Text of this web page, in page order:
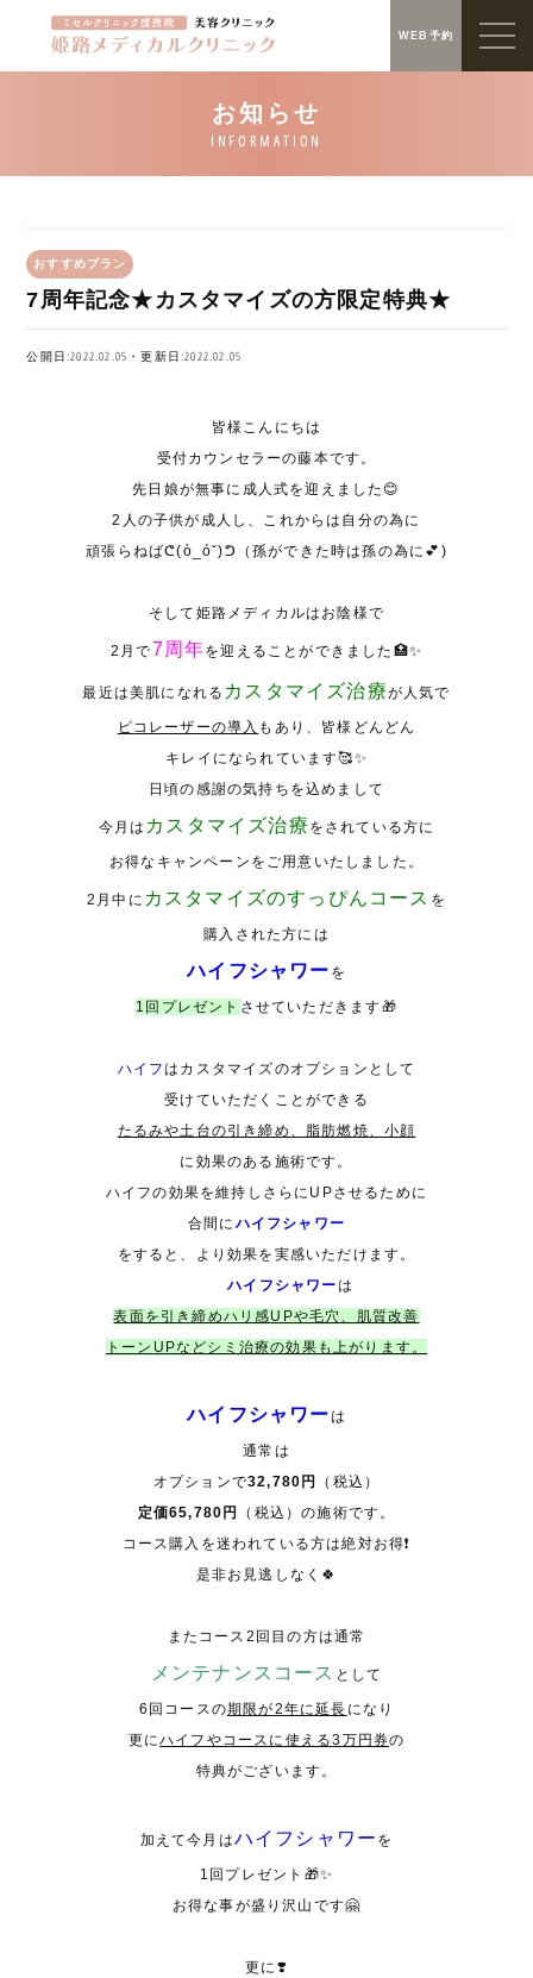
WEB予約
おすすめプラン
7周年記念★カスタマイズの方限定特典★
公開日:2022.02.05・更新日:2022.02.05
皆様こんにちは
受付カウンセラーの藤本です。
先日娘が無事に成人式を迎えました😊
2 人の子供が成人し、これからは自分の為に
頑張らねばᕦ(ò_óˇ)ᕤ（孫ができた時は孫の為に💕 )
そして姫路メディカルはお陰様で
2月で7周年を迎えることができました🏥✨
最近は美肌になれる カスタマイズ治療が人気で
ピコレーザーの導入 もあり、皆様どんどん
キレイになられています🥰✨
日頃の感謝の気持ちを込めまして
今月は カスタマイズ治療 をされている方に
お得なキャンペーンをご用意いたしました。
2 月中に カスタマイズのすっぴんコース を
購入された方には
ハイフシャワー を
1 回プレゼント させていただきます🎁
ハイフはカスタマイズのオプションとして
受けていただくことができる
たるみや土台の引き締め、脂肪燃焼、小顔
に 効果のある施術です。
ハイフの効果を維持しさらにUPさせるために
合間にハイフシャワー
をすると、より効果を実感いただけます。
ハイフシャワーは
表面を引き締めハリ感UPや毛穴、肌質改善
トーン UPなどシミ治療の効果も上がります。
ハイフシャワーは
通常は
オプションで32,780円
（税込）
定価65,780円
（税込）の施術です。
コース購入を迷われている方は絶対お得❗️
是非お見逃しなく🍀
また コース 2 回目の方は通常
メンテナンスコース として
6 回コースの期限が2年に延長 になり
更にハイフやコースに使える3 万円券の
特典がございます。
加えて今月はハイフシャワー を
1 回プレゼント 🎁✨
お得な事が盛り沢山です🤗
更に❣️